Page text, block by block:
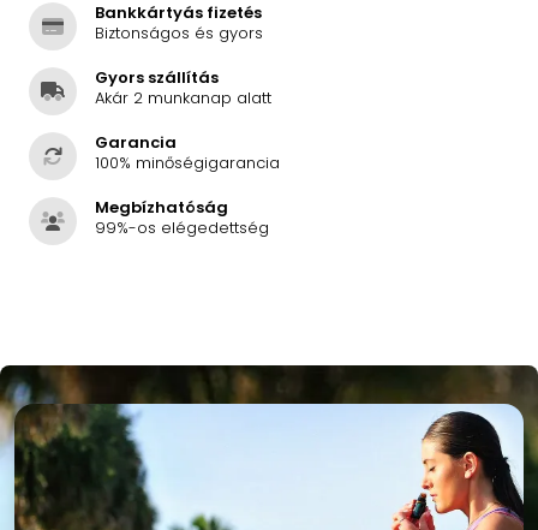
Bankkártyás fizetés
Biztonságos és gyors
Gyors szállítás
Akár 2 munkanap alatt
Garancia
100% minőségigarancia
Megbízhatóság
99%-os elégedettség